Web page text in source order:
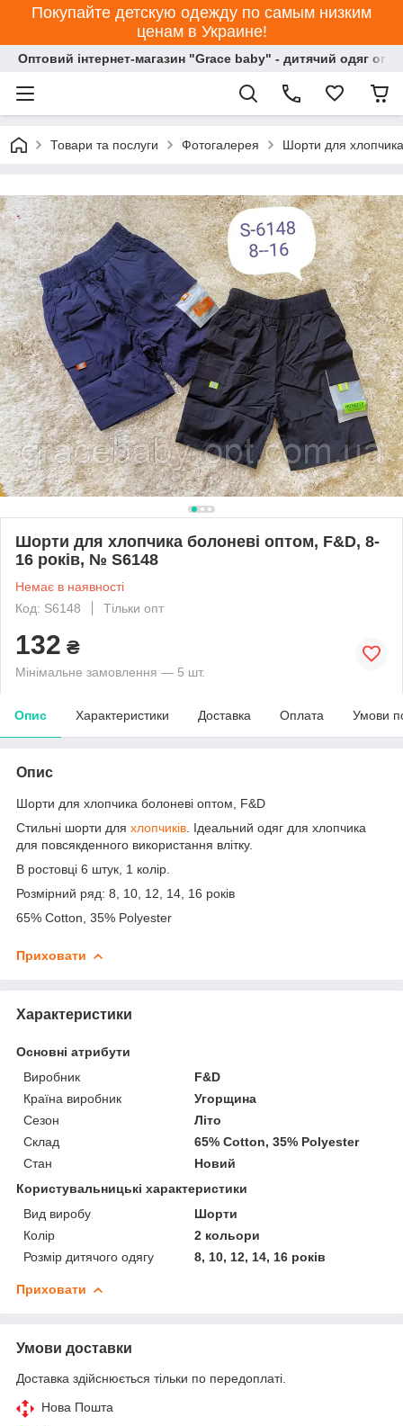
Покупайте детскую одежду по самым низким
ценам в Украине!
Оптовий інтернет-магазин "Grace baby" - дитячий одяг
Товари та послуги Фотогалерея Шорти для
Шорти для хлопчика болоневі оптом, F&D, 8-
16 років, № S6148
Немає в наявності
Код: S6148
Тільки опт
132 ₴
Мінімальне замовлення — 5 шт.
Опис Характеристики Доставка Оплата Умови
Опис
Шорти для хлопчика болоневі оптом, F&D
Стильні шорти для хлопчиків . Ідеальний одяг для хлопчика
для повсякденного використання влітку.
В ростовці 6 штук, 1 колір.
Розмірний ряд: 8, 10, 12, 14, 16 років
65% Cotton, 35% Polyester
Приховати
Характеристики
Основні атрибути
Виробник
F&D
Країна виробник
Угорщина
Сезон
Літо
Склад
65% Cotton, 35% Polyester
Стан
Новий
Користувальницькі характеристики
Вид виробу
Шорти
Колір
2 кольори
Розмір дитячого одягу
8, 10, 12, 14, 16 років
Приховати
Умови доставки
Доставка здійснюється тільки по передоплаті.
Нова Пошта